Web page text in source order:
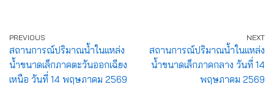
PREVIOUS
สถานการณ์ปริมาณน้ำในแหล่ง
น้ำขนาดเล็กภาคตะวันออกเฉียง
เหนือ วันที่ 14 พฤษภาคม 2569
NEXT
สถานการณ์ปริมาณน้ำในแหล่ง
น้ำขนาดเล็กภาคกลาง วันที่ 14
พฤษภาคม 2569